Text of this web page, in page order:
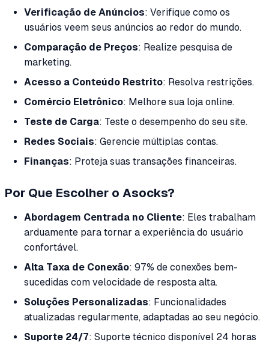
Verificação de Anúncios: Verifique como os
usuários veem seus anúncios ao redor do mundo.
Comparação de Preços: Realize pesquisa de
marketing.
Acesso a Conteúdo Restrito: Resolva restrições.
Comércio Eletrônico: Melhore sua loja online.
Teste de Carga: Teste o desempenho do seu site.
Redes Sociais: Gerencie múltiplas contas.
Finanças: Proteja suas transações financeiras.
Por Que Escolher o Asocks?
Abordagem Centrada no Cliente: Eles trabalham
arduamente para tornar a experiência do usuário
confortável.
Alta Taxa de Conexão: 97% de conexões bem-
sucedidas com velocidade de resposta alta.
Soluções Personalizadas: Funcionalidades
atualizadas regularmente, adaptadas ao seu negócio.
Suporte 24/7: Suporte técnico disponível 24 horas